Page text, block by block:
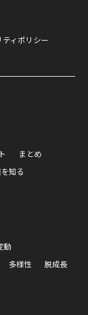
ティポリシー
まとめ
知る
動
多様性 脱成長